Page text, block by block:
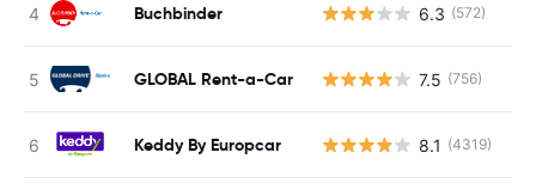
Buchbinder 6.3 (572)
GLOBAL Rent-a-Car 7.5 (756)
Keddy By Europcar 8.1 (4319)